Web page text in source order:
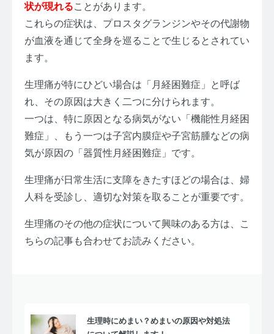
状が現れることがあります。
これらの症状は、プロスタグランジンやその代謝物
が血液を通じて全身を巡ることで生じるとされてい
ます。
生理痛が特にひどい場合は「月経困難症」と呼ば
れ、その原因は大きく二つに分けられます。
一つは、特に原因となる病気がない「機能性月経困
難症」、もう一つは子宮内膜症や子宮筋腫などの病
気が原因の「器質性月経困難症」です。
生理痛が日常生活に支障をきたすほどの場合は、婦
人科を受診し、適切な対策を取ることが重要です。
生理痛のその他の症状について興味のある方は、こ
ちらの記事も合わせてお読みください。
生理時にめまい？めまいの原因や対処法